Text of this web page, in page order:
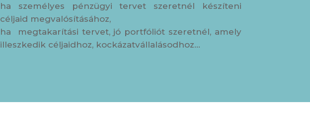
ha személyes pénzügyi tervet szeretnél készíteni
céljaid megvalósításához,
ha megtakarítási tervet, jó portfóliót szeretnél, amely
illeszkedik céljaidhoz, kockázatvállalásodhoz…